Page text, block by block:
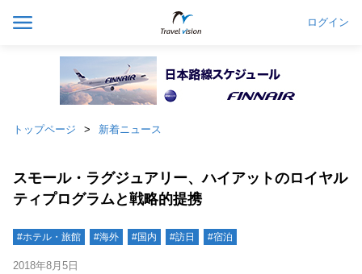
ログイン
トップページ 新着ニュース
スモール・ラグジュアリー、ハイアットのロイヤル
ティプログラムと戦略的提携
#ホテル・旅館 #海外 #国内 #訪日 #宿泊
2018年8月5日